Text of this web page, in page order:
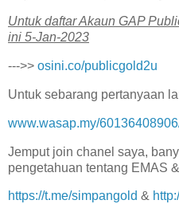
U͏n͏t͏u͏k͏ d͏a͏f͏t͏a͏r͏ A͏k͏a͏u͏n͏ G͏A͏P͏
ini 5-Jan-2023
--->> osini.co/publicgold2u
Untuk sebarang pertanyaan
www.wasap.my/
Jemput join chanel saya,
pengetahuan tentang EMAS
https://t.me/simpangold &